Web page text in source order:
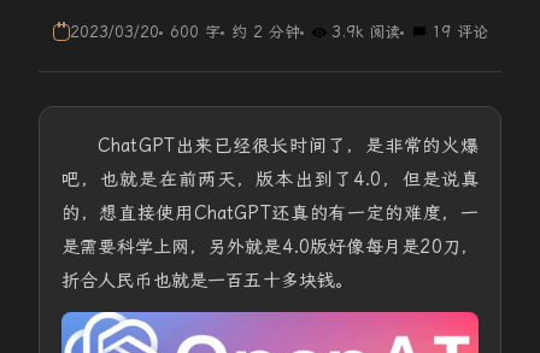
2023/03/20 600 字 约 2 分钟 3.9k 阅读 19 评论
ChatGPT出来已经很长时间了，是非常的火爆
吧，也就是在前两天，版本出到了4.0，但是说真
的，想直接使用ChatGPT还真的有一定的难度，一
是需要科学上网，另外就是4.0版好像每月是20刀，
折合人民币也就是一百五十多块钱。